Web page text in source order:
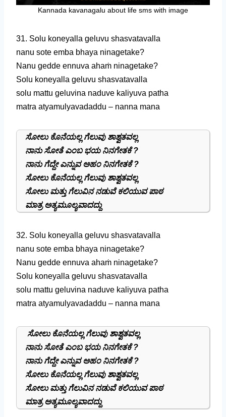
Kannada kavanagalu about life sms with image
31. Solu koneyalla geluvu shasvatavalla
nanu sote emba bhaya ninagetake?
Nanu gedde ennuva ahaṁ ninagetake?
Solu koneyalla geluvu shasvatavalla
solu mattu geluvina naduve kaliyuva patha
matra atyamulyavadaddu – nanna mana
ಸೋಲು ಕೊನೆಯಲ್ಲ ಗೆಲುವು ಶಾಶ್ವತವಲ್ಲ
ನಾನು ಸೋತೆ ಎಂಬ ಭಯ ನಿನಗೇತಕೆ ?
ನಾನು ಗೆದ್ದೇ ಎನ್ನುವ ಅಹಂ ನಿನಗೇತಕೆ ?
ಸೋಲು ಕೊನೆಯಲ್ಲ ಗೆಲುವು ಶಾಶ್ವತವಲ್ಲ
ಸೋಲು ಮತ್ತು ಗೆಲುವಿನ ನಡುವೆ ಕಲಿಯುವ ಪಾಠ
ಮಾತ್ರ ಅತ್ಯಮೂಲ್ಯವಾದದ್ದು
32. Solu koneyalla geluvu shasvatavalla
nanu sote emba bhaya ninagetake?
Nanu gedde ennuva ahaṁ ninagetake?
Solu koneyalla geluvu shasvatavalla
solu mattu geluvina naduve kaliyuva patha
matra atyamulyavadaddu – nanna mana
ಸೋಲು ಕೊನೆಯಲ್ಲ ಗೆಲುವು ಶಾಶ್ವತವಲ್ಲ
ನಾನು ಸೋತೆ ಎಂಬ ಭಯ ನಿನಗೇತಕೆ ?
ನಾನು ಗೆದ್ದೇ ಎನ್ನುವ ಅಹಂ ನಿನಗೇತಕೆ ?
ಸೋಲು ಕೊನೆಯಲ್ಲ ಗೆಲುವು ಶಾಶ್ವತವಲ್ಲ
ಸೋಲು ಮತ್ತು ಗೆಲುವಿನ ನಡುವೆ ಕಲಿಯುವ ಪಾಠ
ಮಾತ್ರ ಅತ್ಯಮೂಲ್ಯವಾದದ್ದು